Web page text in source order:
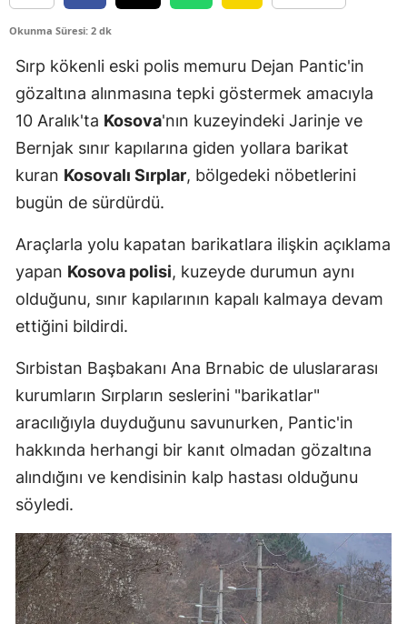
Erzincan
Erzurum
Eskişehir
Giresun
Gümüşhane
Isparta
Mersin
İstanbul
Kars
Kastamonu
Kayseri
Okunma Süresi: 2 dk
Sırp kökenli eski polis memuru Dejan Pantic'in
gözaltına alınmasına tepki göstermek amacıyla
10 Aralık'ta Kosova'nın kuzeyindeki Jarinje ve
Bernjak sınır kapılarına giden yollara barikat
kuran Kosovalı Sırplar, bölgedeki nöbetlerini
bugün de sürdürdü.
Araçlarla yolu kapatan barikatlara ilişkin açıklama
yapan Kosova polisi, kuzeyde durumun aynı
olduğunu, sınır kapılarının kapalı kalmaya devam
ettiğini bildirdi.
Sırbistan Başbakanı Ana Brnabic de uluslararası
kurumların Sırpların seslerini "barikatlar"
aracılığıyla duyduğunu savunurken, Pantic'in
hakkında herhangi bir kanıt olmadan gözaltına
alındığını ve kendisinin kalp hastası olduğunu
söyledi.